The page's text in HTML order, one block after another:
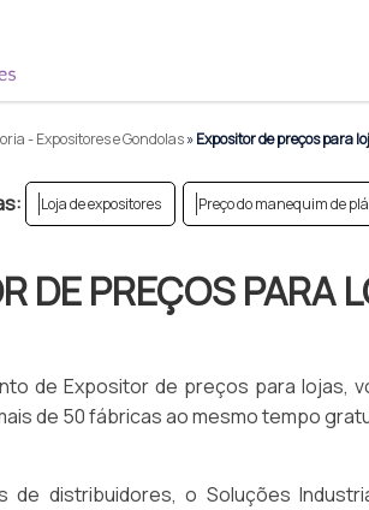
- Expositores e Gondolas»Expositor de preços para
Loja de expositores Preço do manequim de
DE PREÇOS PARA
de Expositor de preços para lojas,
de 50 fábricas ao mesmo tempo
de distribuidores, o Soluções